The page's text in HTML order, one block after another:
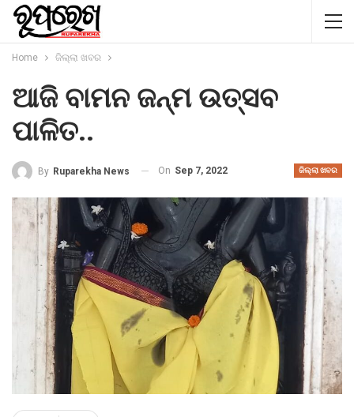
Home ଜିଲ୍ଲା ଖବର
ଆଜି ବାମନ ଜନ୍ମ ଉତ୍ସବ
ପାଳିତ..
ଜିଲ୍ଲା ଖବର
By Ruparekha News On Sep 7, 2022